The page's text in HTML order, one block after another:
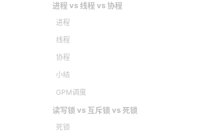
进程 vs 线程 vs 协程
进程
线程
协程
小结
GPM调度
读写锁 vs 互斥锁 vs 死锁
死锁